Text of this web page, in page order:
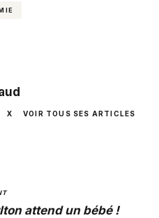
X VOIR TOUS SES ARTICLES
attend un bébé !